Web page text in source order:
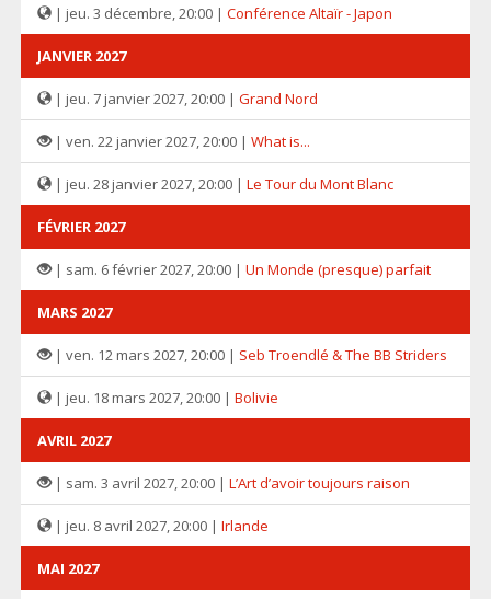
| jeu. 3 décembre, 20:00 | Conférence Altaïr - Japon
JANVIER 2027
| jeu. 7 janvier 2027, 20:00 | Grand Nord
| ven. 22 janvier 2027, 20:00 | What is...
| jeu. 28 janvier 2027, 20:00 | Le Tour du Mont Blanc
FÉVRIER 2027
| sam. 6 février 2027, 20:00 | Un Monde (presque) parfait
MARS 2027
| ven. 12 mars 2027, 20:00 | Seb Troendlé & The BB Striders
| jeu. 18 mars 2027, 20:00 | Bolivie
AVRIL 2027
| sam. 3 avril 2027, 20:00 | L’Art d’avoir toujours raison
| jeu. 8 avril 2027, 20:00 | Irlande
MAI 2027